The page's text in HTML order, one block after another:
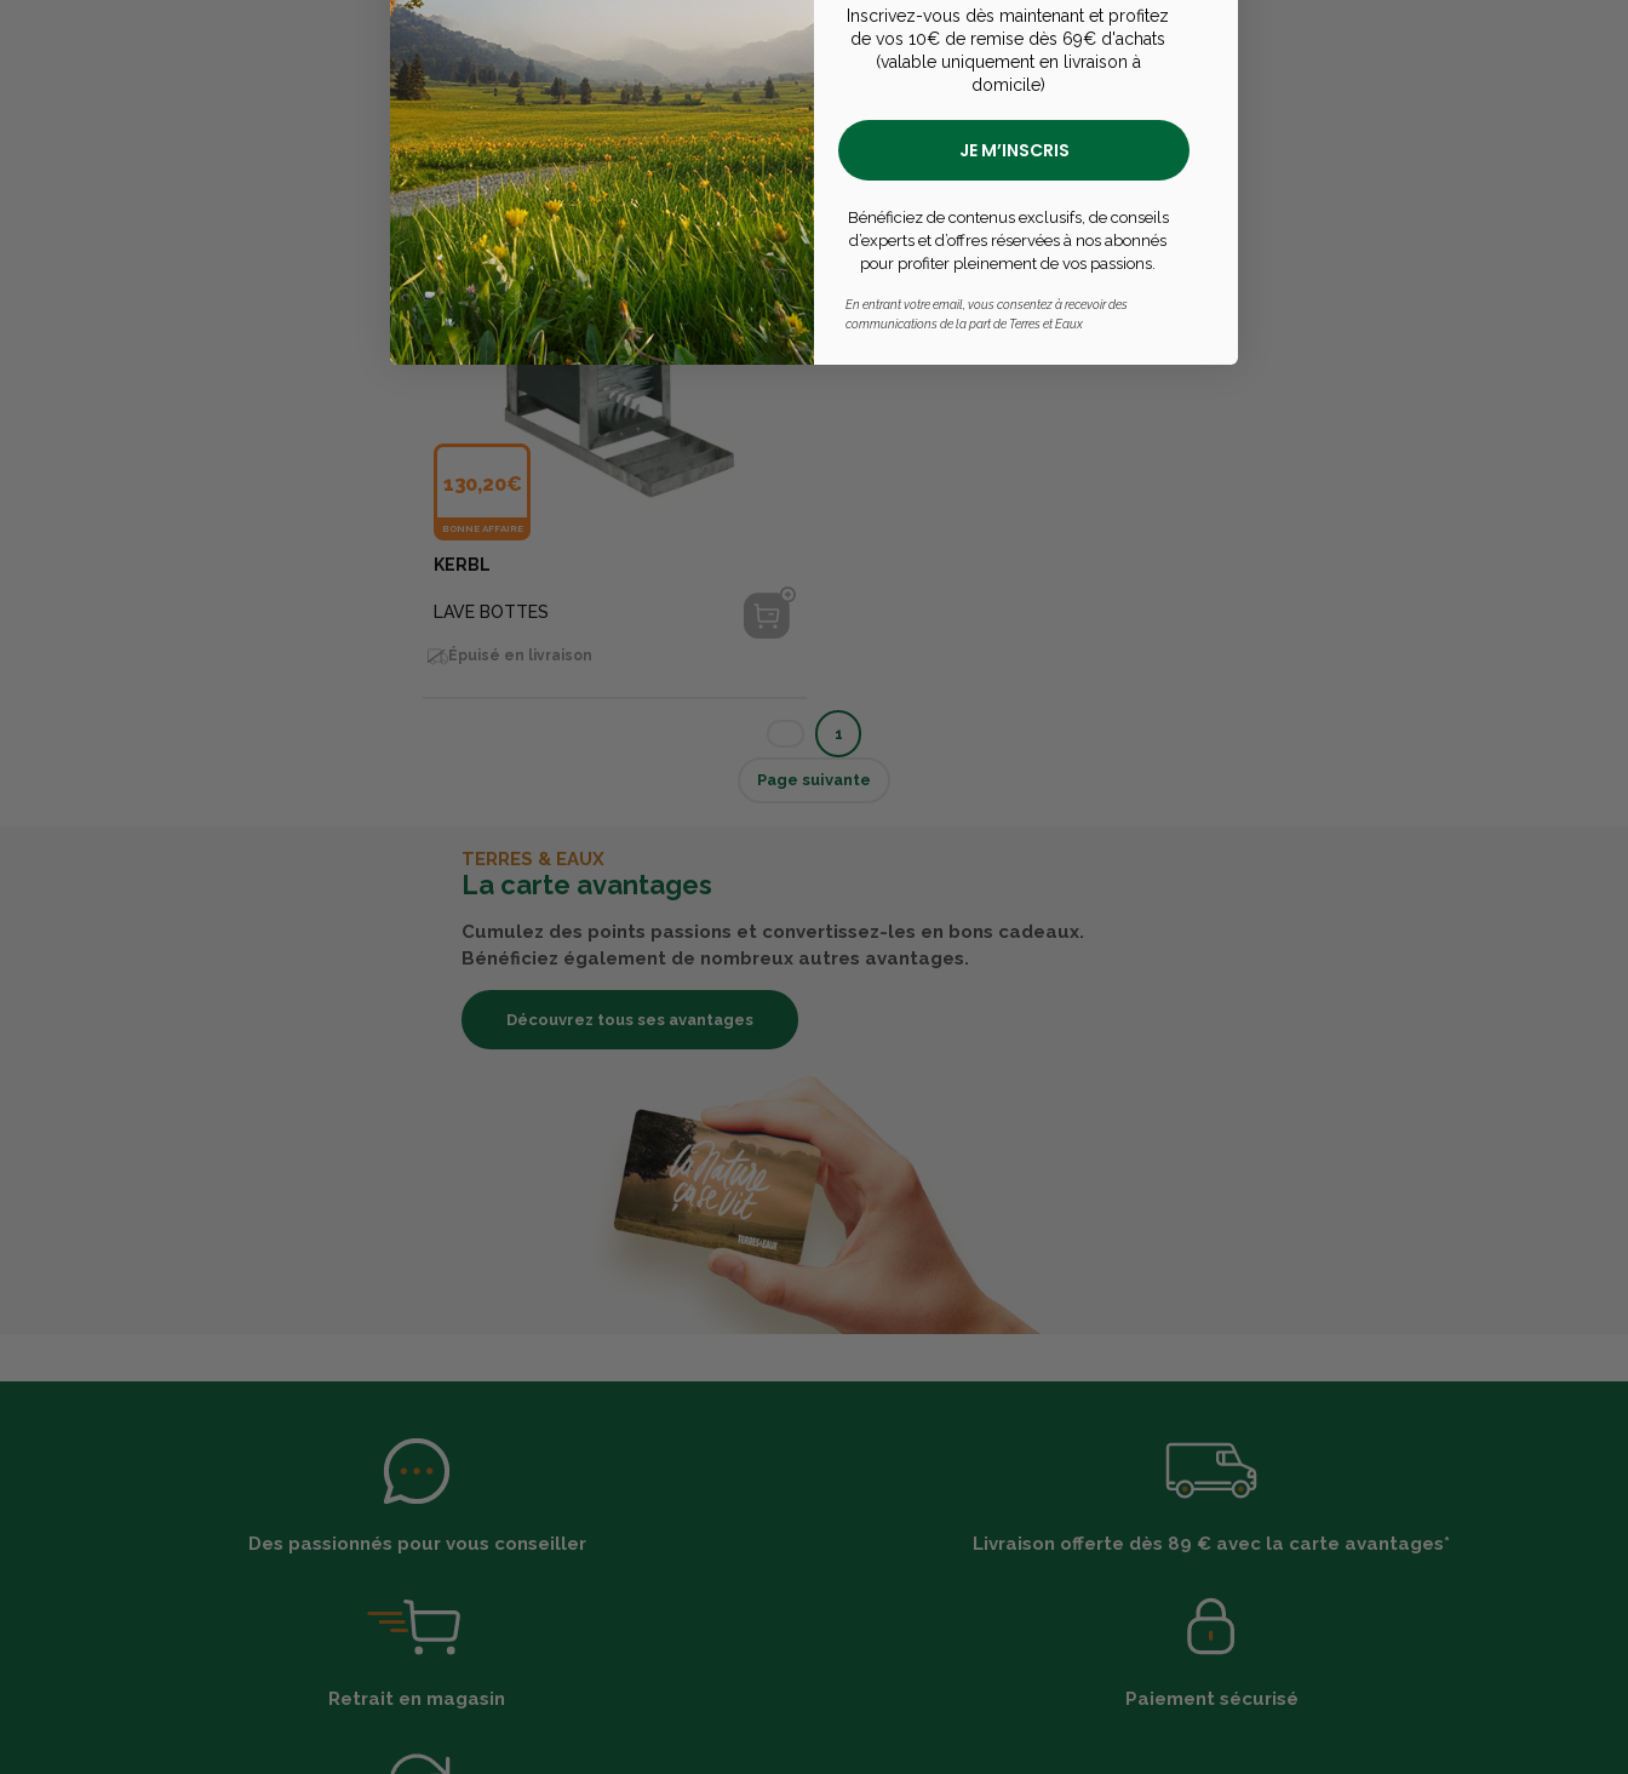
130,20€
BONNE AFFAIRE
KERBL
LAVE BOTTES
Épuisé en livraison
1
Page suivante
TERRES & EAUX
La carte avantages
Cumulez des points passions et convertissez-les en bons cadeaux.
Bénéficiez également de nombreux autres avantages.
Découvrez tous ses avantages
Des passionnés pour vous conseiller Livraison offerte dès 89 € avec la carte avantages*
Retrait en magasin Paiement sécurisé
Inscrivez-vous dès maintenant et profitez
de vos 10€ de remise dès 69€ d'achats
(valable uniquement en livraison à
domicile)
JE M’INSCRIS
Bénéficiez de contenus exclusifs, de conseils
d’experts et d’offres réservées à nos abonnés
pour profiter pleinement de vos passions.
En entrant votre email, vous consentez à recevoir des
communications de la part de Terres et Eaux